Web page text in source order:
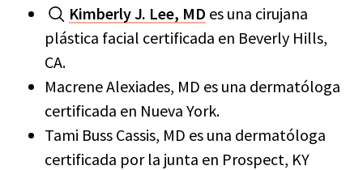
Kimberly J. Lee, MD es una cirujana
plástica facial certificada en Beverly Hills,
CA.
Macrene Alexiades, MD es una dermatóloga
certificada en Nueva York.
Tami Buss Cassis, MD es una dermatóloga
certificada por la junta en Prospect, KY